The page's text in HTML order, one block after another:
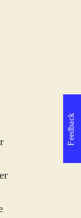
Feedback